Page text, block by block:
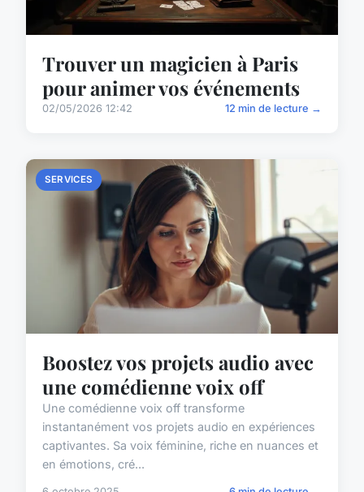
Trouver un magicien à Paris
pour animer vos événements
02/05/2026 12:42 12 min de lecture →
SERVICES
Boostez vos projets audio avec
une comédienne voix off
Une comédienne voix off transforme
instantanément vos projets audio en expériences
captivantes. Sa voix féminine, riche en nuances et
en émotions, cré...